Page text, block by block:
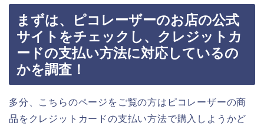
まずは、ピコレーザーのお店の公式
サイトをチェックし、クレジットカ
ードの支払い方法に対応しているの
かを調査！
多分、こちらのページをご覧の方はピコレーザーの商
品をクレジットカードの支払い方法で購入しようかど